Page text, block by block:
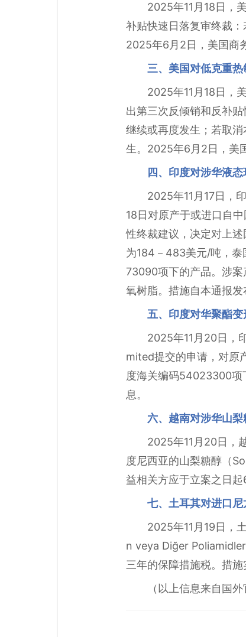
2025年11月18日，
补贴快速日落复审终裁
2025年6月2日，美国商
三、美国对低克重
2025年11月18日，
出第三次反倾销和反补
继续或再度发生；若取
生。2025年6月2日，美
四、印度对涉华液
2025年11月17日，
18日对原产于或进口自
性终裁建议，决定对上
为184－483美元/吨，泰
73090项下的产品。涉
氧树脂。措施自本通报发
五、印度对华聚酯
2025年11月20日，
mited提交的申请，对原
度海关编码54023300项
息。
六、越南对涉华山
2025年11月20日，
度尼西亚的山梨糖醇（
益相关方应于立案之日起
七、土耳其对进口
2025年11月19日，
n veya Diğer
三年的保障措施税。措施
（以上信息来自国